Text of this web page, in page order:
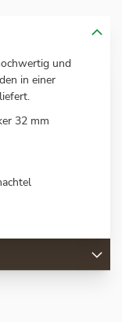
und
in einer
32 mm